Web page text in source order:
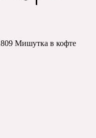
Мишутка в кофте